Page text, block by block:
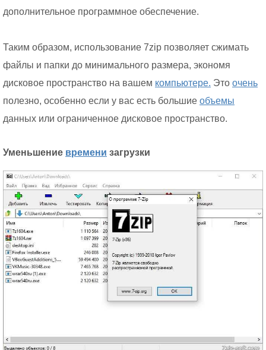
дополнительное программное обеспечение.
Таким образом, использование 7zip позволяет сжимать
файлы и папки до минимального размера, экономя
дисковое пространство на вашем компьютере. Это очень
полезно, особенно если у вас есть большие объемы
данных или ограниченное дисковое пространство.
Уменьшение времени загрузки